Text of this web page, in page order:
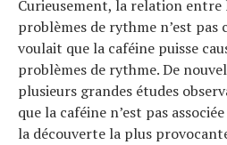
Curieusement, la relation entre
problèmes de rythme n’est pas
voulait que la caféine puisse
problèmes de rythme. De
plusieurs grandes études
que la caféine n’est pas
la découverte la plus